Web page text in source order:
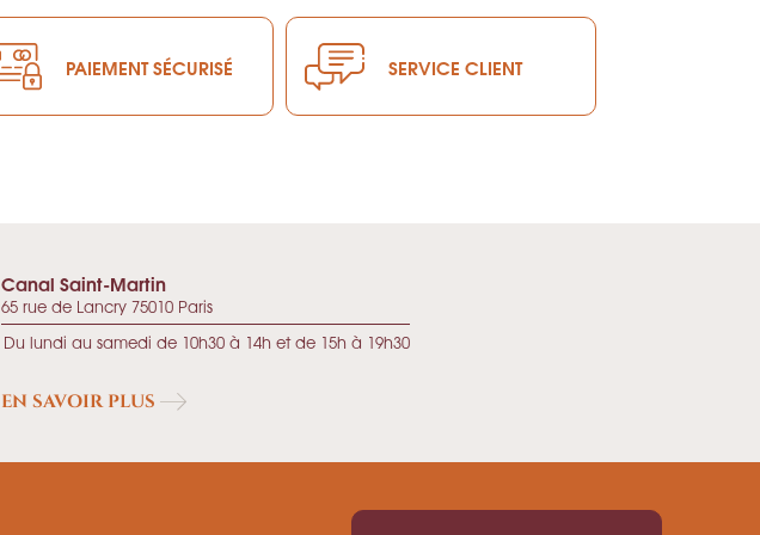
PAIEMENT SÉCURISÉ SERVICE CLIENT
Canal Saint-Martin
65 rue de Lancry 75010 Paris
Du lundi au samedi de 10h30 à 14h et de 15h à 19h30
EN SAVOIR PLUS